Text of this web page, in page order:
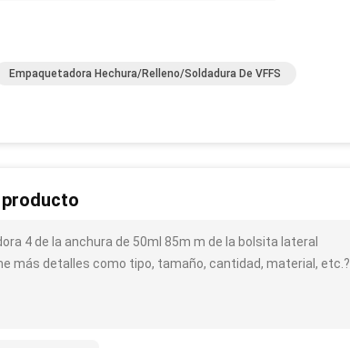
Empaquetadora Hechura/relleno/soldadura De VFFS
4 de la anchura de 50ml 85m m de la bolsita lateral
más detalles como tipo, tamaño, cantidad, material, etc.?